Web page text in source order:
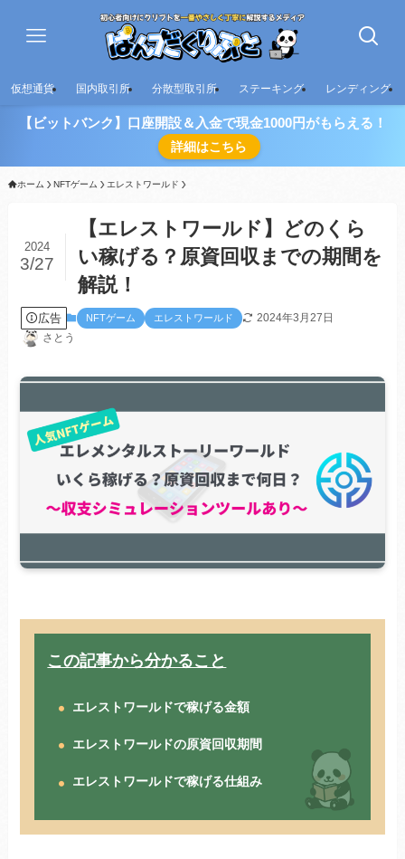
仮想通貨 国内取引所 分散型取引所 ステーキング レンディング
【ビットバンク】口座開設＆入金で現金1000円がもらえる！
詳細はこちら
ホーム NFTゲーム エレストワールド
【エレストワールド】どのくら
い稼げる？原資回収までの期間を
解説！
2024
3/27
広告 NFTゲーム エレストワールド
2024年3月27日
さとう
この記事から分かること
エレストワールドで稼げる金額
エレストワールドの原資回収期間
エレストワールドで稼げる仕組み